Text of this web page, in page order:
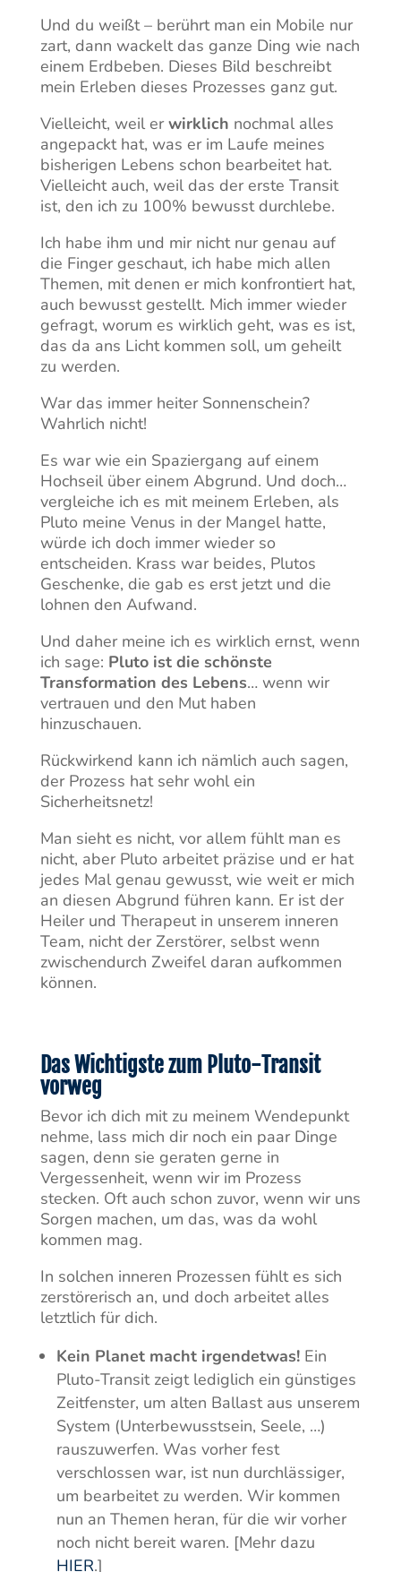
Und du weißt – berührt man ein Mobile nur
zart, dann wackelt das ganze Ding wie nach
einem Erdbeben. Dieses Bild beschreibt
mein Erleben dieses Prozesses ganz gut.
Vielleicht, weil erwirklich nochmal alles
angepackt hat, was er im Laufe meines
bisherigen Lebens schon bearbeitet hat.
Vielleicht auch, weil das der erste Transit
ist, den ich zu 100% bewusst durchlebe.
Ich habe ihm und mir nicht nur genau auf
die Finger geschaut, ich habe mich allen
Themen, mit denen er mich konfrontiert hat,
auch bewusst gestellt. Mich immer wieder
gefragt, worum es wirklich geht, was es ist,
das da ans Licht kommen soll, um geheilt
zu werden.
War das immer heiter Sonnenschein?
Wahrlich nicht!
Es war wie ein Spaziergang auf einem
Hochseil über einem Abgrund. Und doch…
vergleiche ich es mit meinem Erleben, als
Pluto meine Venus in der Mangel hatte,
würde ich doch immer wieder so
entscheiden. Krass war beides, Plutos
Geschenke, die gab es erst jetzt und die
lohnen den Aufwand.
Und daher meine ich es wirklich ernst, wenn
ich sage: Pluto ist die schönste
Transformation des Lebens… wenn wir
vertrauen und den Mut haben
hinzuschauen.
Rückwirkend kann ich nämlich auch sagen,
der Prozess hat sehr wohl ein
Sicherheitsnetz!
Man sieht es nicht, vor allem fühlt man es
nicht, aber Pluto arbeitet präzise und er hat
jedes Mal genau gewusst, wie weit er mich
an diesen Abgrund führen kann. Er ist der
Heiler und Therapeut in unserem inneren
Team, nicht der Zerstörer, selbst wenn
zwischendurch Zweifel daran aufkommen
können.
Das Wichtigste zum Pluto-Transit
vorweg
Bevor ich dich mit zu meinem Wendepunkt
nehme, lass mich dir noch ein paar Dinge
sagen, denn sie geraten gerne in
Vergessenheit, wenn wir im Prozess
stecken. Oft auch schon zuvor, wenn wir uns
Sorgen machen, um das, was da wohl
kommen mag.
In solchen inneren Prozessen fühlt es sich
zerstörerisch an, und doch arbeitet alles
letztlich für dich.
Kein Planet macht irgendetwas!Ein
Pluto-Transit zeigt lediglich ein günstiges
Zeitfenster, um alten Ballast aus unserem
System (Unterbewusstsein, Seele, …)
rauszuwerfen. Was vorher fest
verschlossen war, ist nun durchlässiger,
um bearbeitet zu werden. Wir kommen
nun an Themen heran, für die wir vorher
noch nicht bereit waren. [Mehr dazu
HIER.]